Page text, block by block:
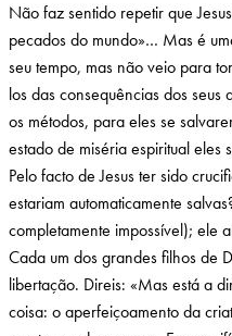
Não faz sentido repetir que
pecados do mundo»… Mas é
seu tempo, mas não veio para
los das consequências dos
os métodos, para eles se
estado de miséria espiritual eles
Pelo facto de Jesus ter sido
estariam automaticamente
completamente impossível); ele
Cada um dos grandes filhos de
libertação. Direis: «Mas está a
coisa: o aperfeiçoamento da